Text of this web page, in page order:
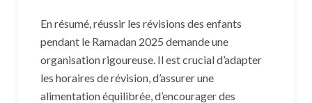
En résumé, réussir les révisions des enfants
pendant le Ramadan 2025 demande une
organisation rigoureuse. Il est crucial d’adapter
les horaires de révision, d’assurer une
alimentation équilibrée, d’encourager des